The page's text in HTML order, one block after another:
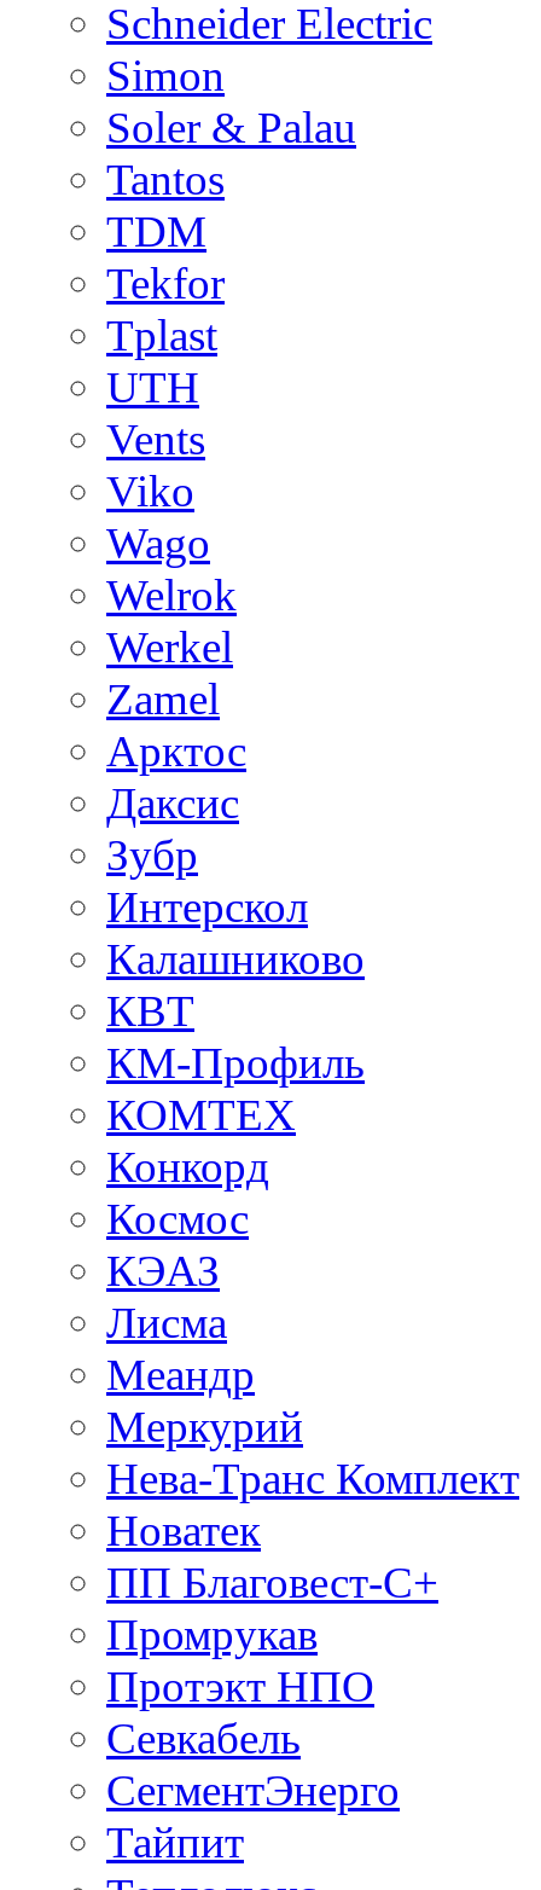
Schneider Electric
Simon
Soler & Palau
Tantos
TDM
Tekfor
Tplast
UTH
Vents
Viko
Wago
Welrok
Werkel
Zamel
Арктос
Даксис
Зубр
Интерскол
Калашниково
КВТ
КМ-Профиль
КОМТЕХ
Конкорд
Космос
КЭАЗ
Лисма
Меандр
Меркурий
Нева-Транс Комплект
Новатек
ПП Благовест-С+
Промрукав
Протэкт НПО
Севкабель
СегментЭнерго
Тайпит